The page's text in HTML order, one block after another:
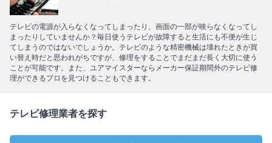
テレビの電源が入らなくなってしまったり、画面の一部が映らなくなってし
まったりしていませんか？毎日使うテレビが故障すると生活にも不便が生じ
てしまうのではないでしょうか。テレビのような精密機械は壊れたときが買
い替え時だと思われがちですが、修理をすることでまだまだ長く大切に使う
ことが可能です。また、ユアマイスターならメーカー保証期間外のテレビ修
理ができるプロを見つけることもできます。
テレビ修理業者を探す